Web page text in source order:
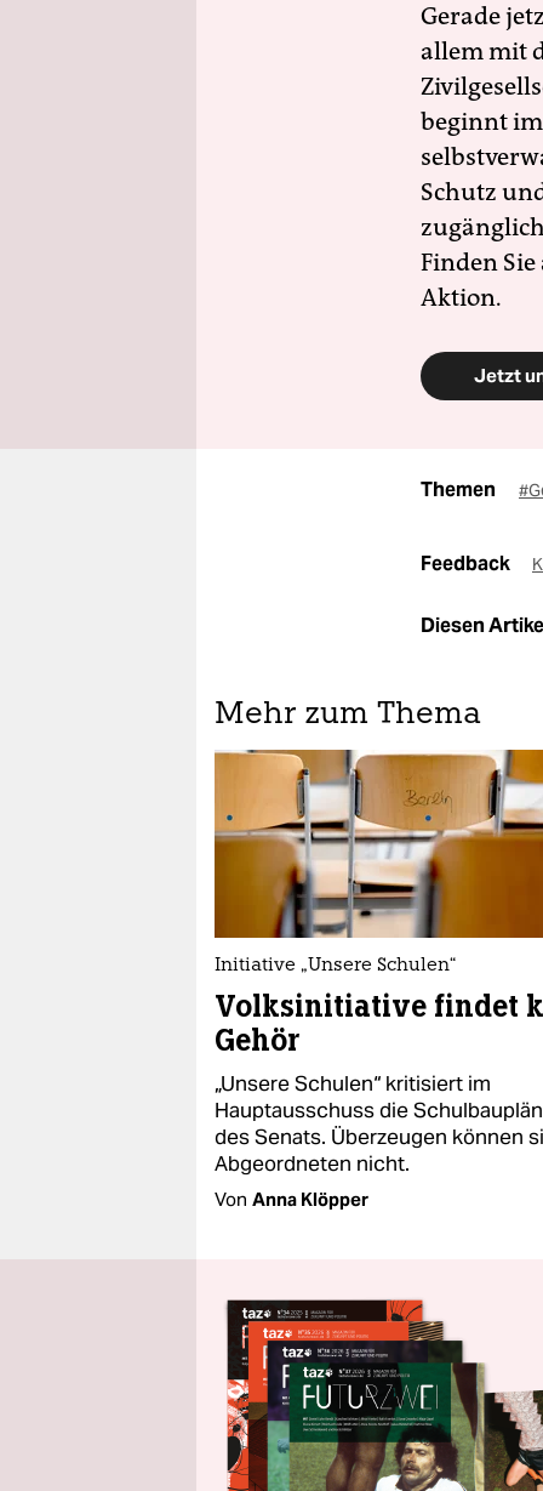
Gerade
allem mit
beginnt
Schutz
Finden
Aktion.
Jetzt
Themen
Feedback
Diesen
Mehr zum Thema
Initiative „Unsere Schulen“
Volksinitiative findet
Gehör
„Unsere Schulen“ kritisiert im
Hauptausschuss die
des Senats. Überzeugen können
Abgeordneten nicht.
Von Anna Klöpper